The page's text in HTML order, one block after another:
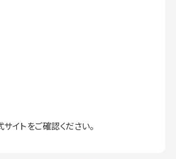
イトをご確認ください。